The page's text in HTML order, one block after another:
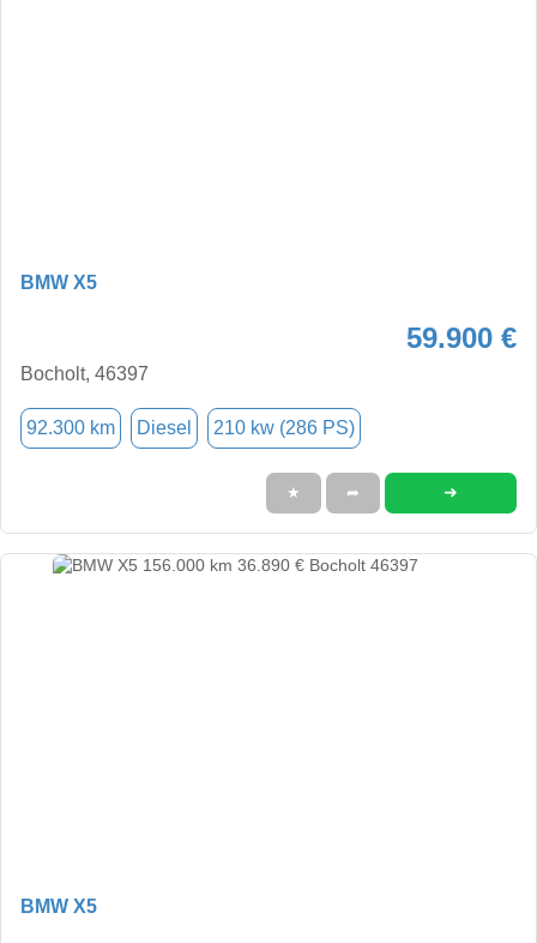
BMW X5
59.900 €
Bocholt, 46397
92.300 km Diesel 210 kw (286 PS)
★ ➦ ➜
BMW X5